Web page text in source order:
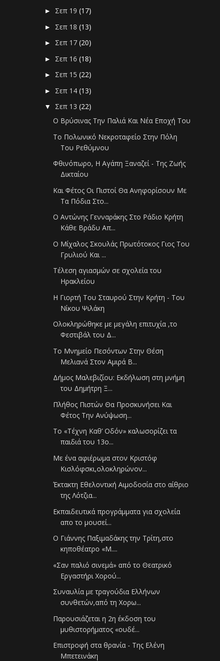
► Σεπ 19(17)
► Σεπ 18(13)
► Σεπ 17(20)
► Σεπ 16(18)
► Σεπ 15(22)
► Σεπ 14(13)
▼ Σεπ 13(22)
Ο Βρύσινας Την Παλιά Και Νέα Εποχή Του
Το Πολωνικό Νεκροταφείο Στην Πόλη
Του Ρεθύμνου
Φθινόπωρο, Η Αγάπη Ξαναζεί - Της Ζωής
Δικταίου
Και Φέτος Οι Πιστοί Θα Ανηφορίσουν Με
Τα Πόδια Στο...
Ο Αντώνης Γενναράκης Στο Ράδιο Κρήτη
Κάθε Βράδυ Απ...
Ο Μίχαλος Σκουλάς Πρωτότοκος Γιος Του
Γρυλιού Και ...
Τέλεση αγιασμών σε σχολεία του
Ηρακλείου
Η Γιορτή Του Σταυρού Στην Κρήτη - Του
Νίκου Ψιλάκη
Ολοκληρώθηκε με μεγάλη επιτυχία ,το
Φεστιβάλ του Δ...
Το Μνημείο Πεσόντων Στην Θέση
Μελιανά Στον Αμιρά Β...
Δήμος Μαλεβιζίου: Εκδήλωση στη μνήμη
του Δημήτρη Ξ...
Πλήθος Πιστών Θα Προσκυνήσει Και
Φέτος Την Ανύψωση...
Το «Τέχνη Καθ’ Οδόν» καλωσορίζει τα
παιδιά του 13ο...
Με ένα αφιέρωμα στον Κριστόφ
Κισλόφσκι,ολοκληρώνον...
Έκτακτη Εθελοντική Αιμοδοσία στο αίθριο
της Λότζια...
Εκπαιδευτικά προγράμματα για σχολεία
απο το μουσεί...
Ο Γιάννης Παξιμαδάκης την Τρίτη,στο
κηποθέατρο «Μ....
«Σαν παλιό σινεμά» από το Θεατρικό
Εργαστήρι Χορού...
Συναυλία με τραγούδια Ελλήνων
συνθετών,από τη Χορω...
Παρουσιάζεται η 2η έκδοση του
μυθιστορήματος «ουδέ...
Επιστροφή στα θρανία - Της Ελένη
Μπετεινάκη